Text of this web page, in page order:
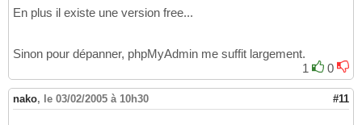
En plus il existe une version free...
Sinon pour dépanner, phpMyAdmin me suffit largement.
1
0
nako, le 03/02/2005 à 10h30 #11